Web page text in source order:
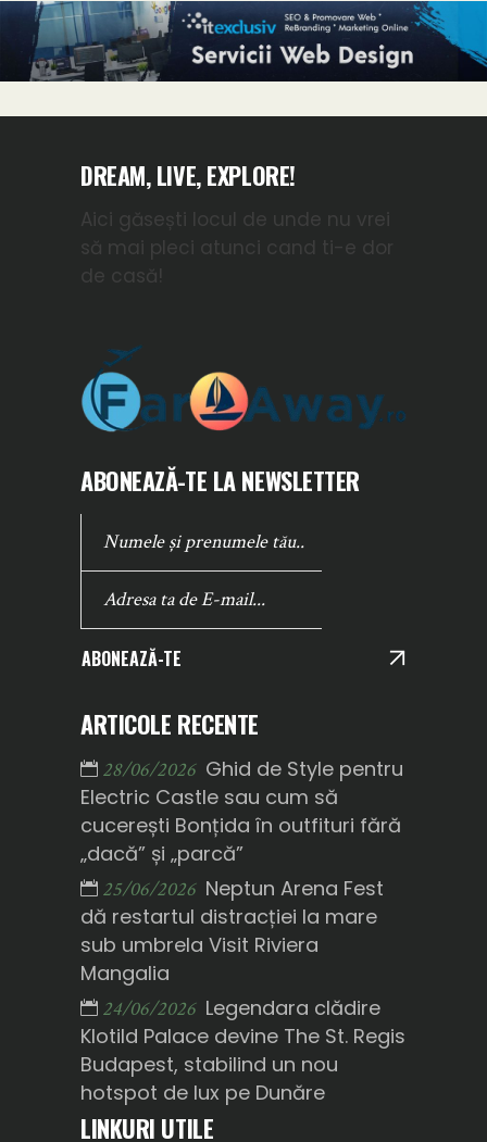
DREAM, LIVE, EXPLORE!
Aici găsești locul de unde nu vrei
să mai pleci atunci cand ti-e dor
de casă!
ABONEAZĂ-TE LA NEWSLETTER
ABONEAZĂ-TE
ARTICOLE RECENTE
28/06/2026 Ghid de Style pentru
Electric Castle sau cum să
cucerești Bonțida în outfituri fără
„dacă” și „parcă”
25/06/2026 Neptun Arena Fest
dă restartul distracției la mare
sub umbrela Visit Riviera
Mangalia
24/06/2026 Legendara clădire
Klotild Palace devine The St. Regis
Budapest, stabilind un nou
hotspot de lux pe Dunăre
LINKURI UTILE